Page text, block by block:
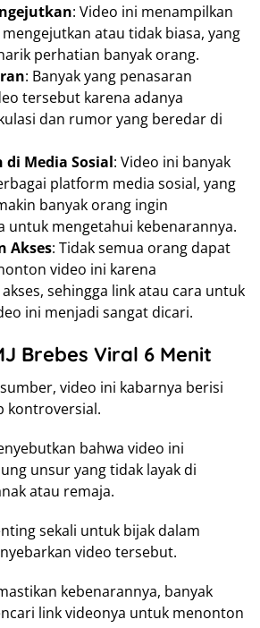
: Video ini menampilkan
atau tidak biasa, yang
perhatian banyak orang.
: Banyak yang penasaran
tersebut karena adanya
dan rumor yang beredar di
di Media Sosial: Video ini banyak
platform media sosial, yang
banyak orang ingin
untuk mengetahui kebenarannya.
Akses: Tidak semua orang dapat
video ini karena
sehingga link atau cara untuk
ini menjadi sangat dicari.
Brebes Viral 6 Menit
video ini kabarnya berisi
kontroversial.
bahwa video ini
unsur yang tidak layak di
atau remaja.
sekali untuk bijak dalam
video tersebut.
kebenarannya, banyak
link videonya untuk menonton